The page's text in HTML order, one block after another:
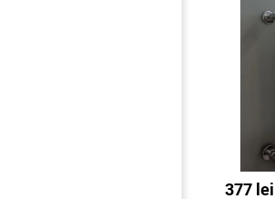
377 lei